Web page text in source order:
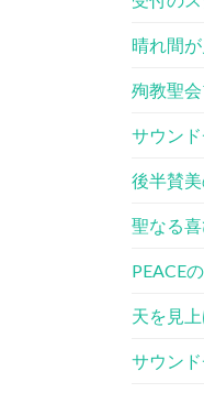
晴れ間
殉教聖
サウン
後半賛
聖なる
PEACE
天を見
サウン